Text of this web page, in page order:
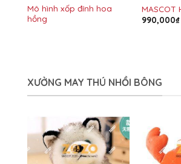
Mô hình xốp đính hoa
hồng
MASCOT
990,000₫
XƯỞNG MAY THÚ NHỒI BÔNG